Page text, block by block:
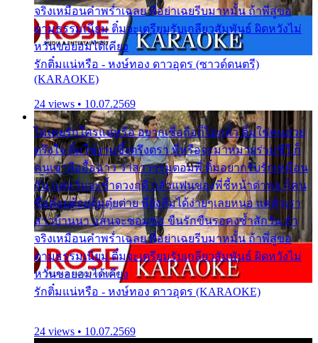
จริงเหมือนคำพร่ำเฉลย พี่อย่าเฉยรีบมาหมั้น ถ้าพี่สู่ขอ
ตามธรรมเนียม ติ๋มจะเตรียมรับเกลียวสัมพันธ์ ผิดหวังไม่
หวั่นขอยอมได้เคียง
รักติ๋มแน่หรือ - หงษ์ทอง ดาวอุดร (ซาวด์ดนตรี)
(KARAOKE)
24 views • 10.07.2569
ไม่เคยรักใครแน่หรือ อยากเชื่อถือก็ไม่กล้า ติ๋มใช่คนสวย
ตรึงใจ ติ๋มใช่งามซึ้งตรึงตรา พี่หรือจะมาหมายร่วมชีวี ก็
คนเขาลืออื้อฉาว ว่าสาวๆรุมตอมพี่ ติ๋มอยากรับรักเหมือน
กัน แต่หวั่นจะช้ำดวงฤดี กลัวแฟนของพี่ชี้หน้าด่าทอ ก็คน
ชื่อต๋อยต้อยตุ้มตุ๋ยต่าย พี่ยังลืมได้ง่ายๆเลยหนอ แค่ตัวเรา
สาวบ้านนา แสนจะซอมซ่อ ขืนรักขืนรอคงช้ำสักวัน ถ้า
จริงเหมือนคำพร่ำเฉลย พี่อย่าเฉยรีบมาหมั้น ถ้าพี่สู่ขอ
ตามธรรมเนียม ติ๋มจะเตรียมรับเกลียวสัมพันธ์ ผิดหวังไม่
หวั่นขอยอมได้เคียง
รักติ๋มแน่หรือ - หงษ์ทอง ดาวอุดร (KARAOKE)
24 views • 10.07.2569